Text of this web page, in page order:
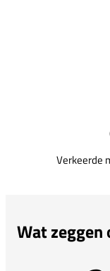
Verkeerde
Wat zeggen